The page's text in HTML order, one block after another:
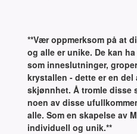
**Vær oppmerksom på at
og alle er unike. De kan
som inneslutninger,
krystallen - dette er en
skjønnhet. Å tromle disse
noen av disse
alle. Som en skapelse av
individuell og unik.**